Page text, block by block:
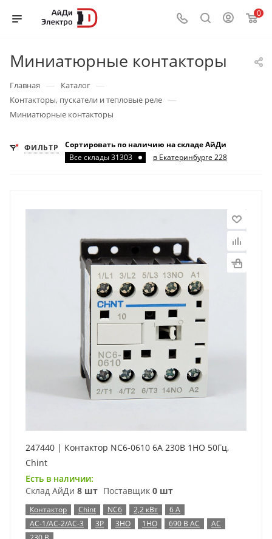
0
Миниатюрные контакторы
Главная — Каталог —
Контакторы, пускатели и тепловые реле —
Миниатюрные контакторы
ФИЛЬТР
Сортировать по наличию на складе АйДи
Все склады 31303
в Екатеринбурге 228
247440 | Контактор NC6-0610 6А 230В 1НО 50Гц,
Chint
Есть в наличии:
Склад АйДи 8 шт Поставщик 0 шт
Контактор Chint NC6 2,2 кВт
6 А
AC-1/AC-2/AC-3
3P 3НО 1НО 690 В AC
AC